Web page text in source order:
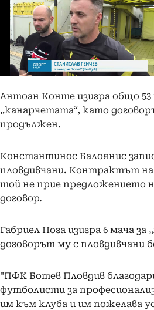
Антоан Конте изигра общо 53
„канарчетата“, като
продължен.
Константинос Балоянис
пловдивчани. Контрактът
той не прие предложението
договор.
Габриел Нога изигра 6 мача
договорът му с пловдивчани
"ПФК Ботев Пловдив
футболисти за
им към клуба и им пожелава